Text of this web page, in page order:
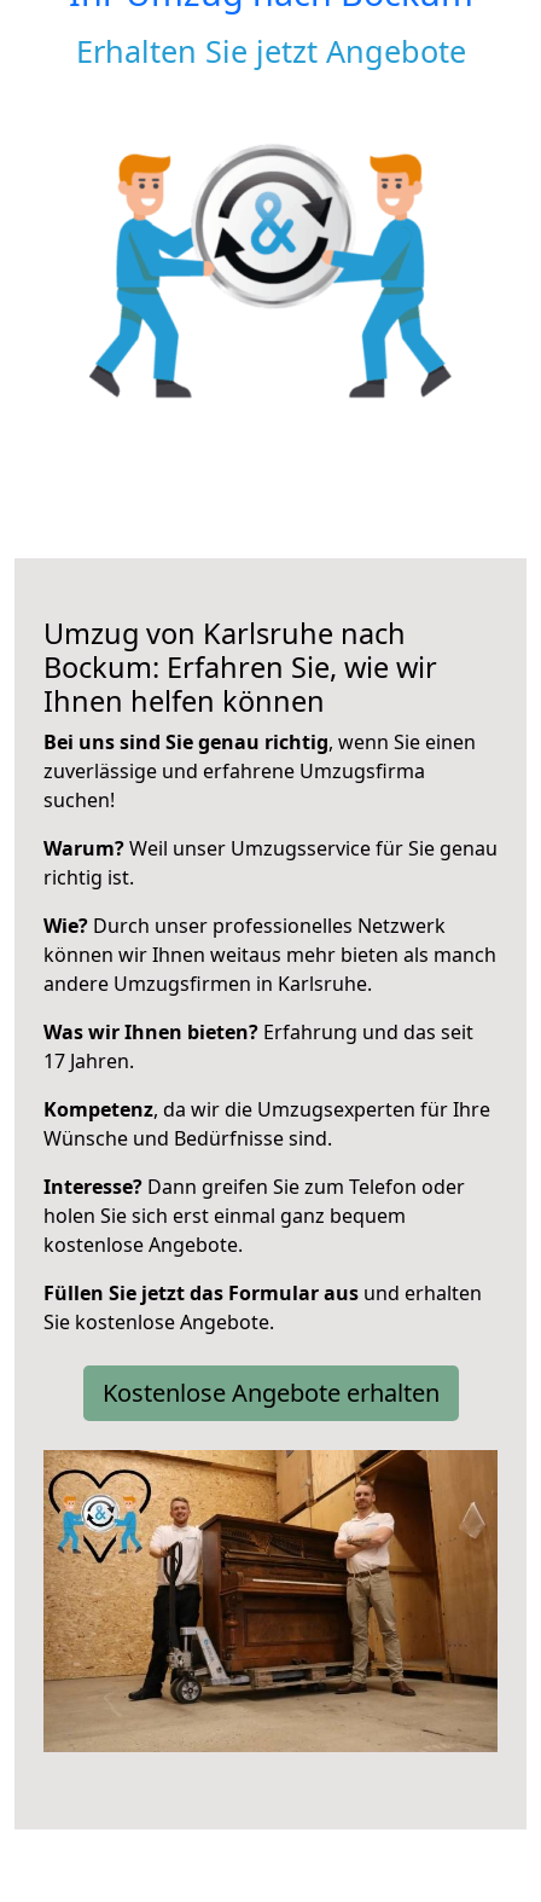
Erhalten Sie jetzt Angebote
Umzug von Karlsruhe nach
Bockum: Erfahren Sie, wie wir
Ihnen helfen können
Bei uns sind Sie genau richtig, wenn Sie einen
zuverlässige und erfahrene Umzugsfirma
suchen!
Warum?Weil unser Umzugsservice für Sie genau
richtig ist.
Wie? Durch unser professionelles Netzwerk
können wir Ihnen weitaus mehr bieten als manch
andere Umzugsfirmen in Karlsruhe.
Was wir Ihnen bieten? Erfahrung und das seit
17 Jahren.
Kompetenz, da wir die Umzugsexperten für Ihre
Wünsche und Bedürfnisse sind.
Interesse? Dann greifen Sie zum Telefon oder
holen Sie sich erst einmal ganz bequem
kostenlose Angebote.
Füllen Sie jetzt das Formular aus und erhalten
Sie kostenlose Angebote.
Kostenlose Angebote erhalten